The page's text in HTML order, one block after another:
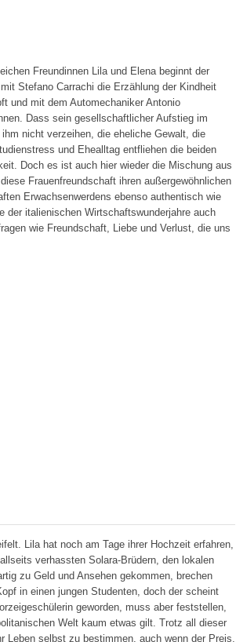
Freundinnen Lila und Elena beginnt der
Stefano Carrachi die Erzählung der Kindheit
und mit dem Automechaniker Antonio
Dass sein gesellschaftlicher Aufstieg im
nicht verzeihen, die eheliche Gewalt, die
und Ehealltag entfliehen die beiden
Doch es ist auch hier wieder die Mischung aus
Frauenfreundschaft ihren außergewöhnlichen
Erwachsenwerdens ebenso authentisch wie
der italienischen Wirtschaftswunderjahre auch
wie Freundschaft, Liebe und Verlust, die uns
Lila hat noch am Tage ihrer Hochzeit erfahren,
verhassten Solara-Brüdern, den lokalen
zu Geld und Ansehen gekommen, brechen
in einen jungen Studenten, doch der scheint
geworden, muss aber feststellen,
Welt kaum etwas gilt. Trotz all dieser
Leben selbst zu bestimmen, auch wenn der Preis,